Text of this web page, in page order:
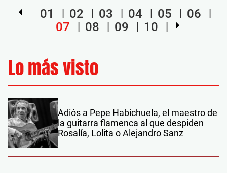
01 02 03 04 05
06
07
08 09 10
Lo más visto
Adiós a Pepe Habichuela, el maestro de
la guitarra flamenca al que despiden
Rosalía, Lolita o Alejandro Sanz